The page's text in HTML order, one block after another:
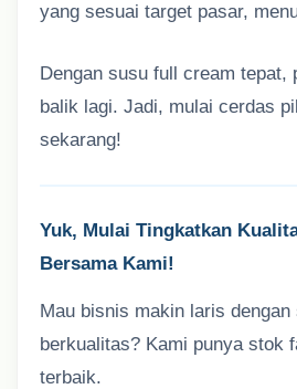
yang sesuai target pasar,
Dengan susu full cream tepat,
balik lagi. Jadi, mulai cerdas
sekarang!
Yuk, Mulai Tingkatkan
Bersama Kami!
Mau bisnis makin laris
berkualitas? Kami punya stok
terbaik.